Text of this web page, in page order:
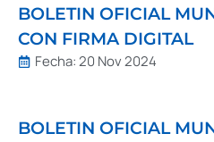
BOLETIN OFICIAL
CON FIRMA DIGITAL
Fecha:20 Nov 2024
BOLETIN OFICIAL